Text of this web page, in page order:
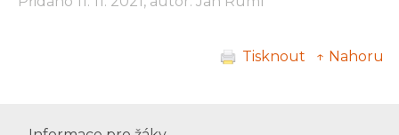
Tisknout ↑ Nahoru